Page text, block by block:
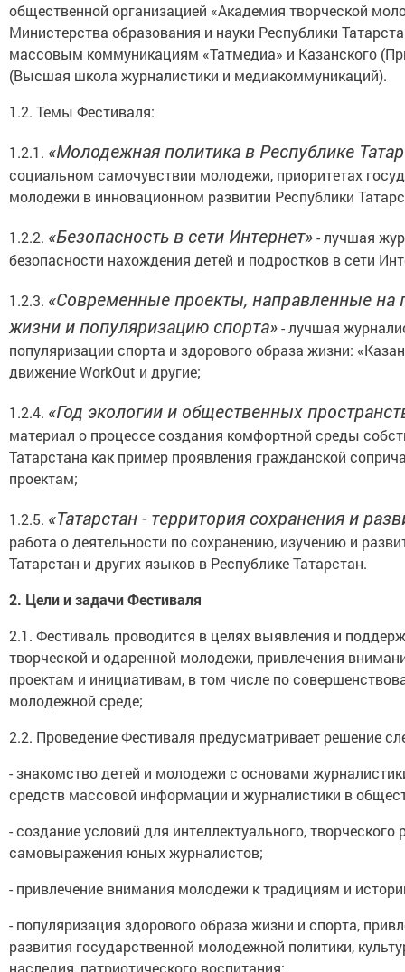
общественной организацией «Академия творческой
Министерства образования и науки Республики
массовым коммуникациям «Татмедиа» и Казанского
(Высшая школа журналистики и медиакоммуникаций).
1.2. Темы Фестиваля:
1.2.1. «Молодежная политика в Республике
социальном самочувствии молодежи, приоритетах
молодежи в инновационном развитии Республики
1.2.2. «Безопасность в сети Интернет»- лучшая
безопасности нахождения детей и подростков в сети
1.2.3. «Современные проекты, направленные на
жизни и популяризацию спорта»- лучшая
популяризации спорта и здорового образа жизни:
движение WorkОut и другие;
1.2.4. «Год экологии и общественных
материал о процессе создания комфортной среды
Татарстана как пример проявления гражданской
проектам;
1.2.5. «Татарстан - территория сохранения и
работа о деятельности по сохранению, изучению и
Татарстан и других языков в Республике Татарстан.
2. Цели и задачи Фестиваля
2.1. Фестиваль проводится в целях выявления и
творческой и одаренной молодежи, привлечения
проектам и инициативам, в том числе по
молодежной среде;
2.2. Проведение Фестиваля предусматривает решение
- знакомство детей и молодежи с основами
средств массовой информации и журналистики в
- создание условий для интеллектуального,
самовыражения юных журналистов;
- привлечение внимания молодежи к традициям и
- популяризация здорового образа жизни и спорта,
развития государственной молодежной политики,
наследия, патриотического воспитания;